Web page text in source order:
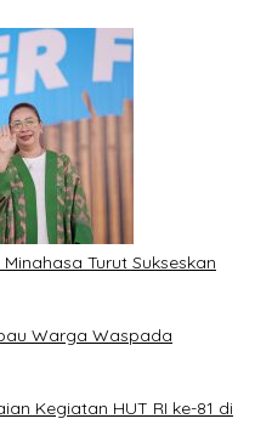
Turut Sukseskan
Warga Waspada
Kegiatan HUT RI ke-81 di